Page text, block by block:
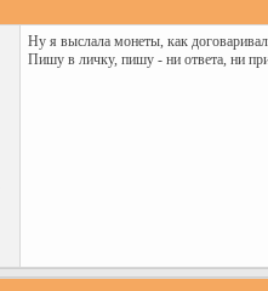
Ну я выслала монеты, как
Пишу в личку, пишу - ни ответа, ни